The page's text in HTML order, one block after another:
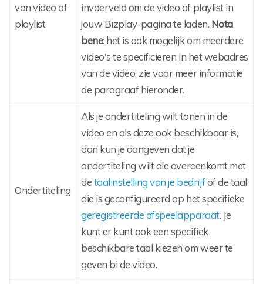
van video of
playlist
invoerveld om de video of playlist in
jouw Bizplay-pagina te laden. Nota
bene: het is ook mogelijk om meerdere
video's te specificieren in het webadres
van de video, zie voor meer informatie
de paragraaf hieronder.
Ondertiteling
Als je ondertiteling wilt tonen in de
video en als deze ook beschikbaar is,
dan kun je aangeven dat je
ondertiteling wilt die overeenkomt met
detaalinstelling van je bedrijfof de taal
die is geconfigureerd op het specifieke
geregistreerde afspeelapparaat. Je
kunt er kunt ook een specifiek
beschikbare taal kiezen om weer te
geven bi de video.